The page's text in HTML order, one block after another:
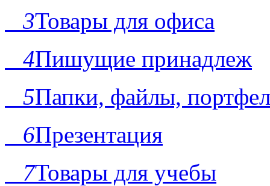
3Товары для офиса
4Пишущие принадлеж
5Папки, файлы,
6Презентация
7Товары для учебы